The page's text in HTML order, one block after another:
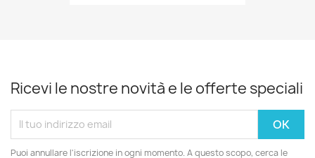
Ricevi le nostre novità e le offerte speciali
Puoi annullare l'iscrizione in ogni momento. A questo scopo, cerca le